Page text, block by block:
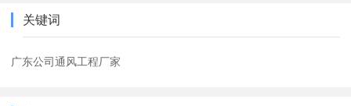
关键词
广东公司通风工程厂家